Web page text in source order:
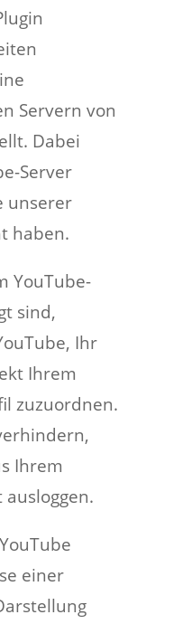
Servern von
Dabei
Server
unserer
haben.
YouTube-
sind,
Ihr
Ihrem
zuzuordnen.
Ihrem
ausloggen.
einer